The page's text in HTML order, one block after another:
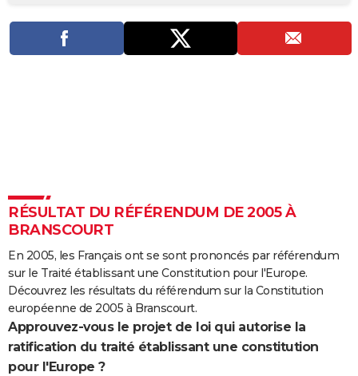
PHOTO
GUIDES D'ACHAT
COPAINS D'AVANT
FORUM
Bricolage
Lifestyle
Culture
Sport
Auto
Television
Voyage
Cinema
RÉSULTAT DU RÉFÉRENDUM DE 2005 À
BRANSCOURT
En 2005, les Français ont se sont prononcés par référendum
sur le Traité établissant une Constitution pour l'Europe.
Découvrez les résultats du référendum sur la Constitution
européenne de 2005 à Branscourt.
Approuvez-vous le projet de loi qui autorise la
ratification du traité établissant une constitution
pour l'Europe ?